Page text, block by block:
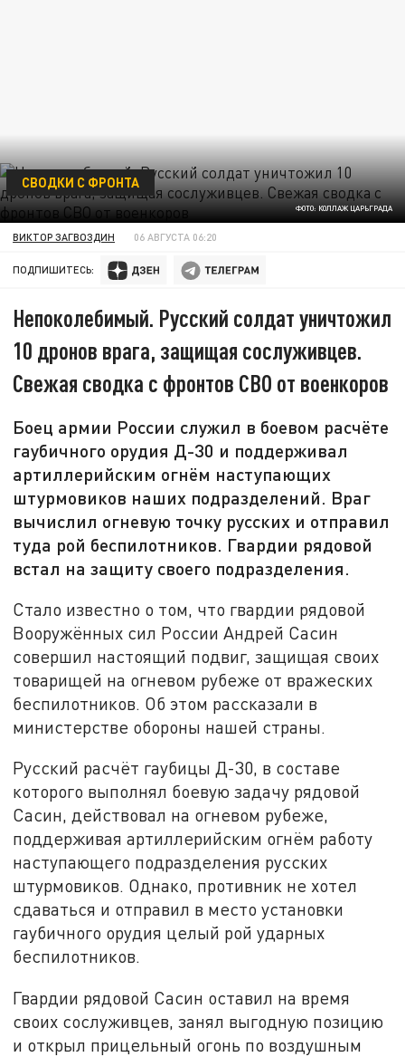
ФОТО: КОЛЛАЖ ЦАРЬГРАДА
СВОДКИ С ФРОНТА
ВИКТОР ЗАГВОЗДИН 06 АВГУСТА 06:20
ПОДПИШИТЕСЬ:
Непоколебимый. Русский солдат уничтожил
10 дронов врага, защищая сослуживцев.
Свежая сводка с фронтов СВО от военкоров
Боец армии России служил в боевом расчёте
гаубичного орудия Д-30 и поддерживал
артиллерийским огнём наступающих
штурмовиков наших подразделений. Враг
вычислил огневую точку русских и отправил
туда рой беспилотников. Гвардии рядовой
встал на защиту своего подразделения.
Стало известно о том, что гвардии рядовой
Вооружённых сил России Андрей Сасин
совершил настоящий подвиг, защищая своих
товарищей на огневом рубеже от вражеских
беспилотников. Об этом рассказали в
министерстве обороны нашей страны.
Русский расчёт гаубицы Д-30, в составе
которого выполнял боевую задачу рядовой
Сасин, действовал на огневом рубеже,
поддерживая артиллерийским огнём работу
наступающего подразделения русских
штурмовиков. Однако, противник не хотел
сдаваться и отправил в место установки
гаубичного орудия целый рой ударных
беспилотников.
Гвардии рядовой Сасин оставил на время
своих сослуживцев, занял выгодную позицию
и открыл прицельный огонь по воздушным